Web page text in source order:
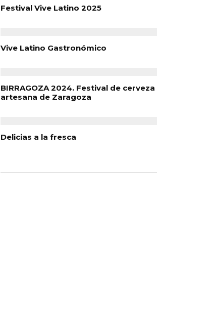
Festival Vive Latino 2025
Vive Latino Gastronómico
BIRRAGOZA 2024. Festival de cerveza
artesana de Zaragoza
Delicias a la fresca